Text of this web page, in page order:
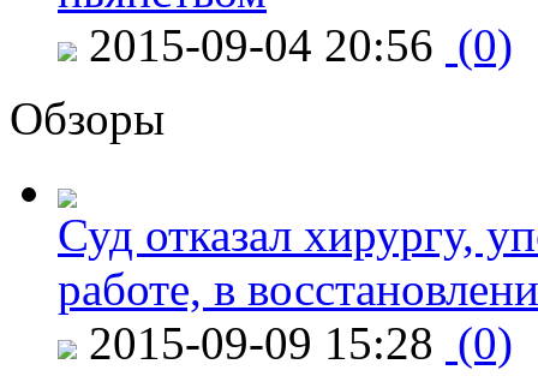
2015-09-04 20:56 (0)
Обзоры
Суд отказал хирургу,
работе, в
2015-09-09 15:28 (0)